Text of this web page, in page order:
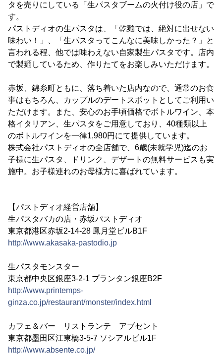
タを売りにしている「生パスタブームの火付け役の店」で
す。
パストディオの生パスタは、「乾麺では、絶対に出せない
味わい！」、「生パスタってこんなに美味しかった？」と
言われる程、他では味わえない自家製生パスタです。店内
で製麺しているため、作りたてをお楽しみいただけます。
赤坂、錦糸町ともに、落ち着いた店内なので、通常のお食
事はもちろん、カップルのデートスポットとしてご利用い
ただけます。また、安心のお手頃価格でボトルワイン、本
格イタリアン、生パスタをご用意しており、40種類以上
のボトルワインを一律1,980円にて提供しています。
株式会社パストディオの全店舗で、6歳(未就学児)迄のお
子様に生パスタ、ドリンク、デザートの無料サービスも実
施中。お子様連れのお母様方に喜ばれています。
【パストディオ経営店舗】
生パスタバカの店・赤坂パストディオ
東京都港区赤坂2-14-28 鳳月堂ビルB1F
http://www.akasaka-pastodio.jp
生パスタモンスター
東京都中央区銀座3-2-1 プランタン銀座B2F
http://www.printemps-
ginza.co.jp/restaurant/monster/index.html
カフェ＆バー リストランテ アブセント
東京都墨田区江東橋3-5-7 ソシアルビル1F
http://www.absente.co.jp/